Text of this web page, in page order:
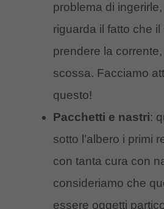
problema di
riguarda il fatto che
prendere la
scossa. Facciamo
questo!
Pacchetti e nastri:
sotto l’albero i primi
con tanta cura con
consideriamo che
essere oggetti